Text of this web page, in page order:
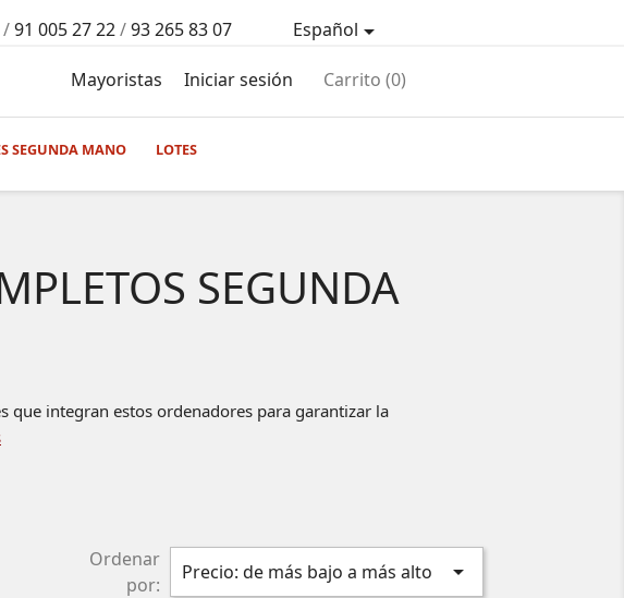
/91 005 27 22/93 265 83 07 Español
Mayoristas Iniciar sesión Carrito (0)
SEGUNDA MANO LOTES
SEGUNDA
que integran estos ordenadores para garantizar la
Ordenar
por:
Precio: de más bajo a más alto 